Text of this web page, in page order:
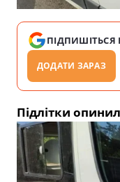
ПІДПИШІТЬСЯ
ДОДАТИ ЗАРАЗ
Підлітки